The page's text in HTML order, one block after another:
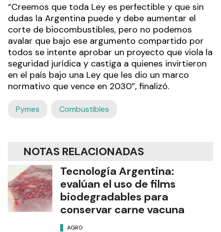
“Creemos que toda Ley es perfectible y que sin
dudas la Argentina puede y debe aumentar el
corte de biocombustibles, pero no podemos
avalar que bajo ese argumento compartido por
todos se intente aprobar un proyecto que viola la
seguridad jurídica y castiga a quienes invirtieron
en el país bajo una Ley que les dio un marco
normativo que vence en 2030”, finalizó.
Pymes Combustibles
NOTAS RELACIONADAS
Tecnología Argentina:
evalúan el uso de films
biodegradables para
conservar carne vacuna
AGRO